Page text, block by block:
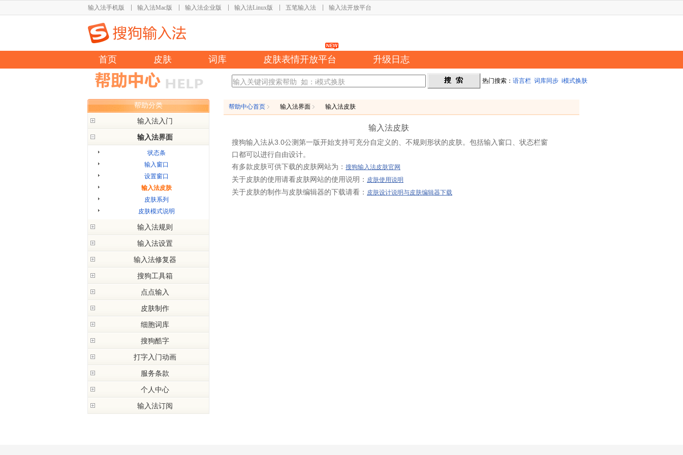
输入法手机版 输入法Mac版 输入法企业版 输入法Linux版 五笔输入法 输入法开放平台
首页 皮肤 词库 皮肤表情开放平台 升级日志
热门搜索： 语言栏 词库同步 i模式换肤
帮助中心首页 输入法界面 输入法皮肤
输入法皮肤
搜狗输入法从3.0公测第一版开始支持可充分自定义的、不规则形状的皮肤。包括输入窗口、状态栏窗
口都可以进行自由设计。
有多款皮肤可供下载的皮肤网站为： 搜狗输入法皮肤官网
关于皮肤的使用请看皮肤网站的使用说明： 皮肤使用说明
关于皮肤的制作与皮肤编辑器的下载请看： 皮肤设计说明与皮肤编辑器下载
帮助分类
输入法入门
输入法简介
输入法切换
翻页选字
简拼
中英文切换
候选词修改
外观修改
自定义短语
首字固定
人名输入
关键字搜索
生僻字输入
表情符号输入
搜狗自造字
输入法界面
状态条
输入窗口
设置窗口
输入法皮肤
皮肤系列
皮肤模式说明
输入法规则
全拼
简拼
英文的输入
双拼
模糊音
繁体
网址输入模式
U模式笔画输入
笔画筛选
V 模式
插入日期
拆字辅助码
i模式换肤
输入法设置
打开设置窗口
【常规】选项卡
【按键设置】选项卡
【词库】选项卡
【外观】选项卡
【高级】选项卡
输入法修复器
打开输入法修复器
输入法修复器简介
常见问题解答
搜狗工具箱
点点输入
皮肤制作
皮肤制作说明
皮肤设计教程
皮肤编辑器说明
皮肤上传说明
Flash皮肤说明
Flash皮肤制作教程
细胞词库
什么是基础词库
什么是细胞词库
如何使用细胞词库
细胞词库来源
搜狗酷字
搜狗酷字简介
酷字标准模式
酷字快速模式
打字入门动画
服务条款
安装使用协议
隐私政策
用户体验改进计划
个人中心
个人中心简介
输入法订阅